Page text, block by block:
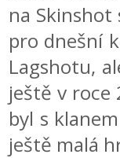
na
pro dnešní
Lagshotu,
ještě v roce
byl s
ještě malá